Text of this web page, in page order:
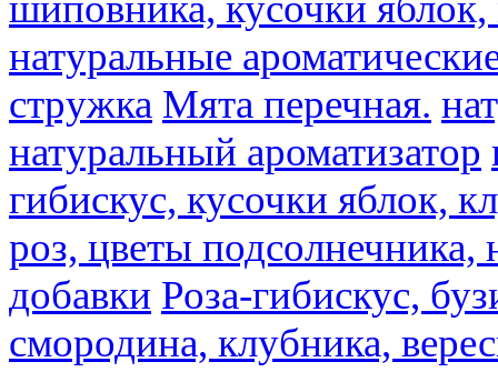
натуральные
стружка Мята перечная.
натуральный ароматизатор
гибискус, кусочки яблок,
роз, цветы подсолнечника,
добавки Роза-гибискус,
смородина, клубника,